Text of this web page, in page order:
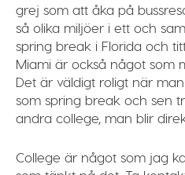
grej som att åka på
så olika miljöer i ett och
spring break i Florida och
Miami är också något som
Det är väldigt roligt när
som spring break och sen
andra college, man blir
College är något som jag